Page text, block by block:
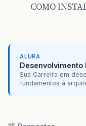
COMO
ALURA
Desenvolvimento
Sua Carreira em
fundamentos à